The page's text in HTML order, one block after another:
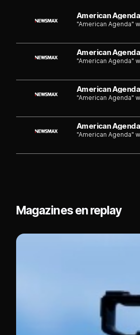
American
"American Agenda"
American
"American Agenda"
American
"American Agenda"
American
"American Agenda"
Magazines en replay